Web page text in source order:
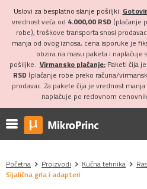
Uslovi za besplatno slanje pošiljki:
vrednost veća od 4.000,00 RSD (plaćanje
robe), troškove transporta snosi
manja od ovog iznosa, cena isporuke je
obzira na masu paketa i
pošiljke. Virmansko plaćanje:Paketi čija
RSD (plaćanje robe preko računa/
prodavac. Za pakete čija je vrednost
naplaćuje po redovnom
Početna Proizvodi Kućna tehnika
Sijalična grla i adapteri